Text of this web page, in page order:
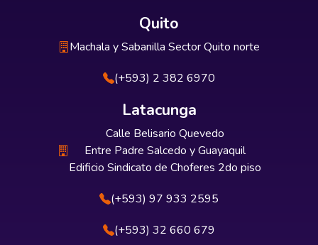
Quito
Machala y Sabanilla Sector Quito norte
(+593) 2 382 6970
Latacunga
Calle Belisario Quevedo
Entre Padre Salcedo y Guayaquil
Edificio Sindicato de Choferes 2do piso
(+593) 97 933 2595
(+593) 32 660 679